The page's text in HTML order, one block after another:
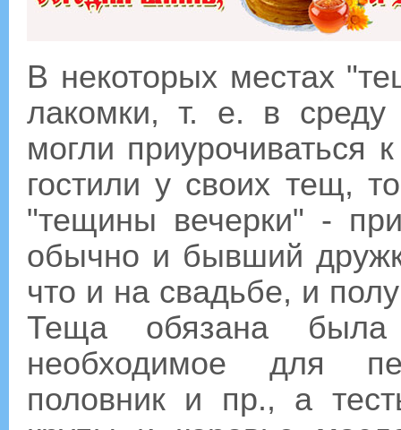
В некоторых местах
лакомки, т. е. в
могли приурочиваться
гостили у своих тещ,
"тещины вечерки" -
обычно и бывший
что и на свадьбе, и
Теща обязана
необходимое для
половник и пр., а